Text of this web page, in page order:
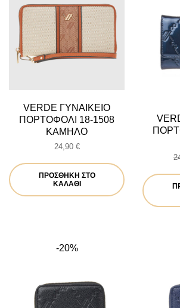
VERDE ΓΥΝΑΙΚΕΙΟ
ΠΟΡΤΟΦΟΛΙ 18-1508
ΚΑΜΗΛΟ
24,90 €
ΠΡΟΣΘΉΚΗ ΣΤΟ
ΚΑΛΆΘΙ
-20%